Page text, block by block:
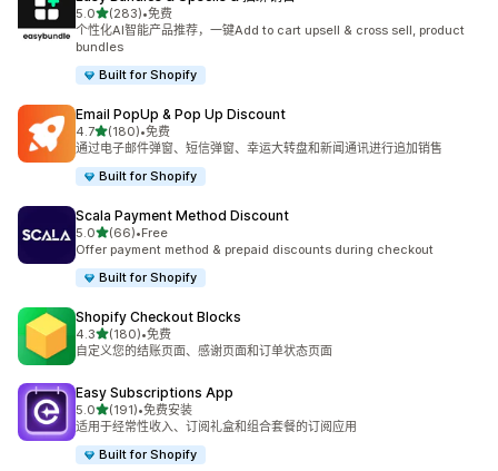
5.0星（满分 5 星）
(283)
总共 283 条评论
•免费
个性化AI智能产品推荐，一键Add to cart upsell & cross sell, product
bundles
Built for Shopify
Email PopUp & Pop Up Discount
4.7星（满分 5 星）
(180)
总共 180 条评论
•免费
通过电子邮件弹窗、短信弹窗、幸运大转盘和新闻通讯进行追加销售
Built for Shopify
Scala Payment Method Discount
5.0星（满分 5 星）
(66)
总共 66 条评论
•Free
Offer payment method & prepaid discounts during checkout
Built for Shopify
Shopify Checkout Blocks
4.3星（满分 5 星）
(180)
总共 180 条评论
•免费
自定义您的结账页面、感谢页面和订单状态页面
Easy Subscriptions App
5.0星（满分 5 星）
(191)
总共 191 条评论
•免费安装
适用于经常性收入、订阅礼盒和组合套餐的订阅应用
Built for Shopify